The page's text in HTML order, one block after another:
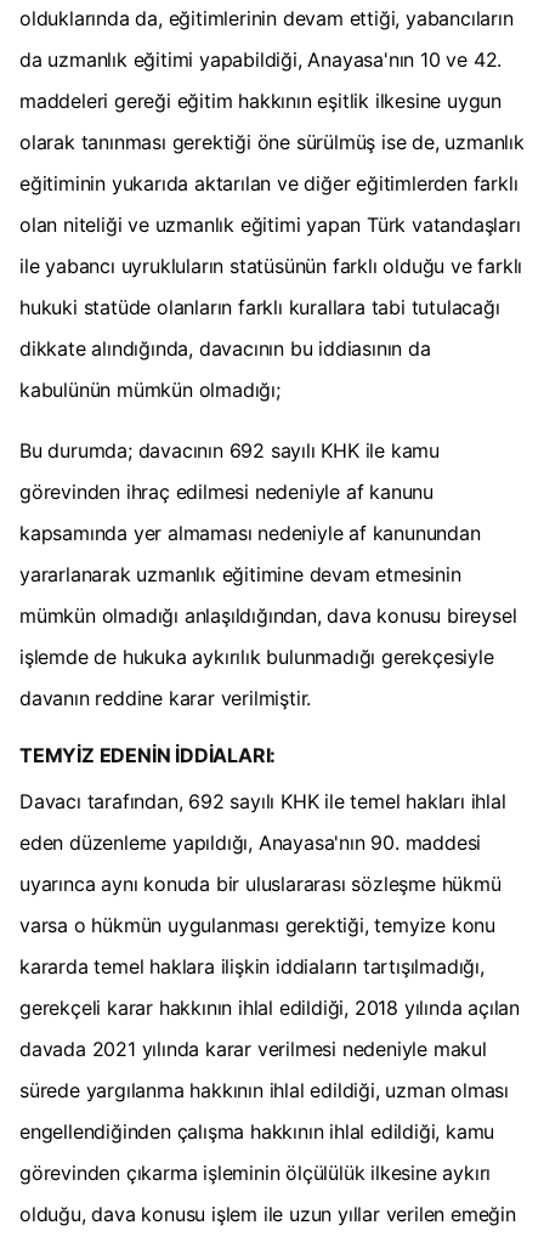
olduklarında da, eğitimlerinin devam ettiği, yabancıların
da uzmanlık eğitimi yapabildiği, Anayasa'nın 10 ve 42.
maddeleri gereği eğitim hakkının eşitlik ilkesine uygun
olarak tanınması gerektiği öne sürülmüş ise de, uzmanlık
eğitiminin yukarıda aktarılan ve diğer eğitimlerden farklı
olan niteliği ve uzmanlık eğitimi yapan Türk vatandaşları
ile yabancı uyrukluların statüsünün farklı olduğu ve farklı
hukuki statüde olanların farklı kurallara tabi tutulacağı
dikkate alındığında, davacının bu iddiasının da
kabulünün mümkün olmadığı;
Bu durumda; davacının 692 sayılı KHK ile kamu
görevinden ihraç edilmesi nedeniyle af kanunu
kapsamında yer almaması nedeniyle af kanunundan
yararlanarak uzmanlık eğitimine devam etmesinin
mümkün olmadığı anlaşıldığından, dava konusu bireysel
işlemde de hukuka aykırılık bulunmadığı gerekçesiyle
davanın reddine karar verilmiştir.
TEMYİZ EDENİN İDDİALARI:
Davacı tarafından, 692 sayılı KHK ile temel hakları ihlal
eden düzenleme yapıldığı, Anayasa'nın 90. maddesi
uyarınca aynı konuda bir uluslararası sözleşme hükmü
varsa o hükmün uygulanması gerektiği, temyize konu
kararda temel haklara ilişkin iddiaların tartışılmadığı,
gerekçeli karar hakkının ihlal edildiği, 2018 yılında açılan
davada 2021 yılında karar verilmesi nedeniyle makul
sürede yargılanma hakkının ihlal edildiği, uzman olması
engellendiğinden çalışma hakkının ihlal edildiği, kamu
görevinden çıkarma işleminin ölçülülük ilkesine aykırı
olduğu, dava konusu işlem ile uzun yıllar verilen emeğin